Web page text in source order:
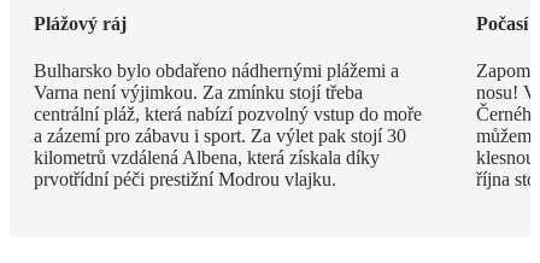
Plážový ráj
Bulharsko bylo obdařeno nádhernými plážemi a
Varna není výjimkou. Za zmínku stojí třeba
centrální pláž, která nabízí pozvolný vstup do moře
a zázemí pro zábavu i sport. Za výlet pak stojí 30
kilometrů vzdálená Albena, která získala díky
prvotřídní péči prestižní Modrou vlajku.
Počasí
nosu!
října